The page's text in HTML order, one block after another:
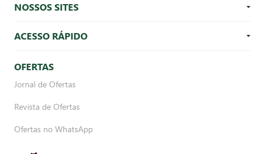
NOSSOS SITES
ACESSO RÁPIDO
OFERTAS
Jornal de Ofertas
Revista de Ofertas
Ofertas no WhatsApp